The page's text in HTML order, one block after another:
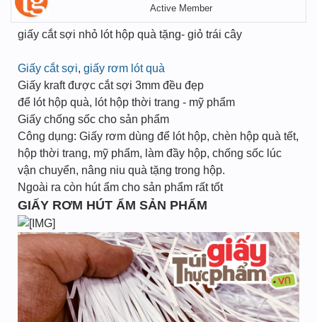
Active Member
giấy cắt sợi nhỏ lót hộp quà tặng- giỏ trái cây
Giấy cắt sợi, giấy rơm lót quà
Giấy kraft được cắt sợi 3mm đều đẹp
để lót hộp quà, lót hộp thời trang - mỹ phẩm
Giấy chống sốc cho sản phẩm
Công dụng: Giấy rơm dùng để lót hộp, chèn hộp quà tết,
hộp thời trang, mỹ phẩm, làm đầy hộp, chống sốc lúc
vận chuyển, nâng niu quà tặng trong hộp.
Ngoài ra còn hút ẩm cho sản phẩm rất tốt
GIẤY RƠM HÚT ẨM SẢN PHẨM